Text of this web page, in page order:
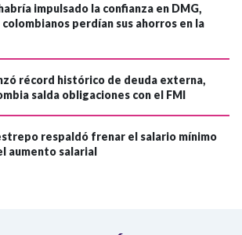
impulsado la confianza en DMG,
perdían sus ahorros en la
récord histórico de deuda externa,
salda obligaciones con el FMI
respaldó frenar el salario mínimo
aumento salarial